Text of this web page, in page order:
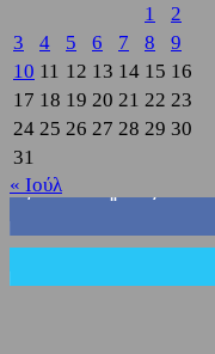
1
2
3
4 5 6 7 8
9
10 11 12 13 14 15 16
17 18 19 20 21 22 23
24 25 26 27 28 29 30
31
« Ιούλ
3,822